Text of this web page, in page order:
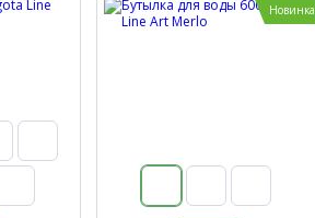
Новинка